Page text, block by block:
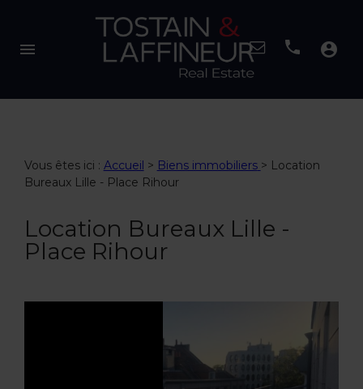
menu account_circle
Vous êtes ici : Accueil > Biens immobiliers > Location
Bureaux Lille - Place Rihour
Location Bureaux Lille -
Place Rihour